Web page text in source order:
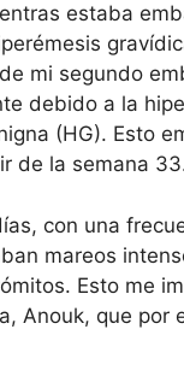
estaba
mi segundo
debido a la
(HG). Esto
de la semana
con una
mareos
Esto me
Anouk, que por